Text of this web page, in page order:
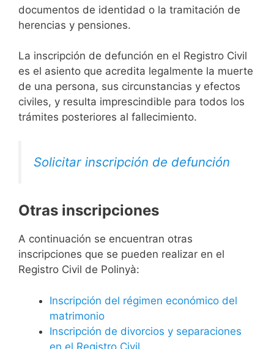
documentos de identidad o la tramitación de
herencias y pensiones.
La inscripción de defunción en el Registro Civil
es el asiento que acredita legalmente la muerte
de una persona, sus circunstancias y efectos
civiles, y resulta imprescindible para todos los
trámites posteriores al fallecimiento.
Solicitar inscripción de defunción
Otras inscripciones
A continuación se encuentran otras
inscripciones que se pueden realizar en el
Registro Civil de Polinyà:
Inscripción del régimen económico del
matrimonio
Inscripción de divorcios y separaciones
en el Registro Civil